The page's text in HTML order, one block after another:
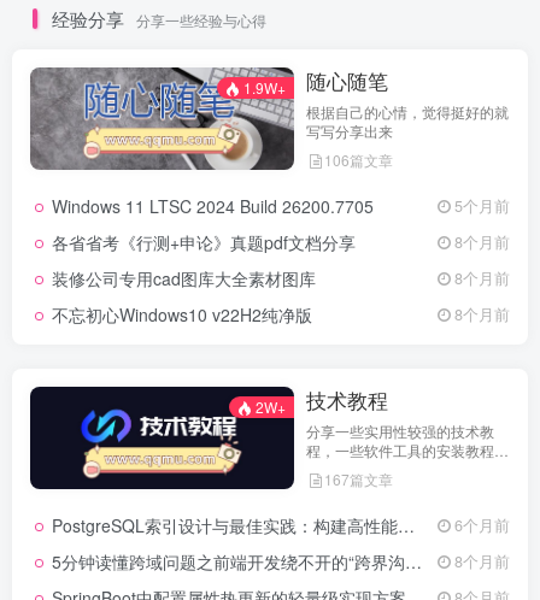
经验分享 分享一些经验与心得
1.9W+ 随心随笔
根据自己的心情，觉得挺好的就
写写分享出来
106篇文章
Windows 11 LTSC 2024 Build 26200.7705 5个月前
各省省考《行测+申论》真题pdf文档分享 8个月前
装修公司专用cad图库大全素材图库 8个月前
不忘初心Windows10 v22H2纯净版 8个月前
2W+ 技术教程
分享一些实用性较强的技术教
程，一些软件工具的安装教程，
以及一些工具的实用方法，环境
配置等等
167篇文章
PostgreSQL索引设计与最佳实践：构建高性能数据库的基石 6个月前
5分钟读懂跨域问题之前端开发绕不开的“跨界沟通”难题 8个月前